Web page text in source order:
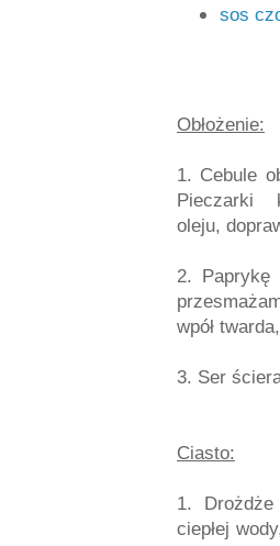
sos
Obłożenie:
1. Cebule
oleju,
2. Paprykę
wpół
3. Ser
Ciasto:
1.
ciepłej